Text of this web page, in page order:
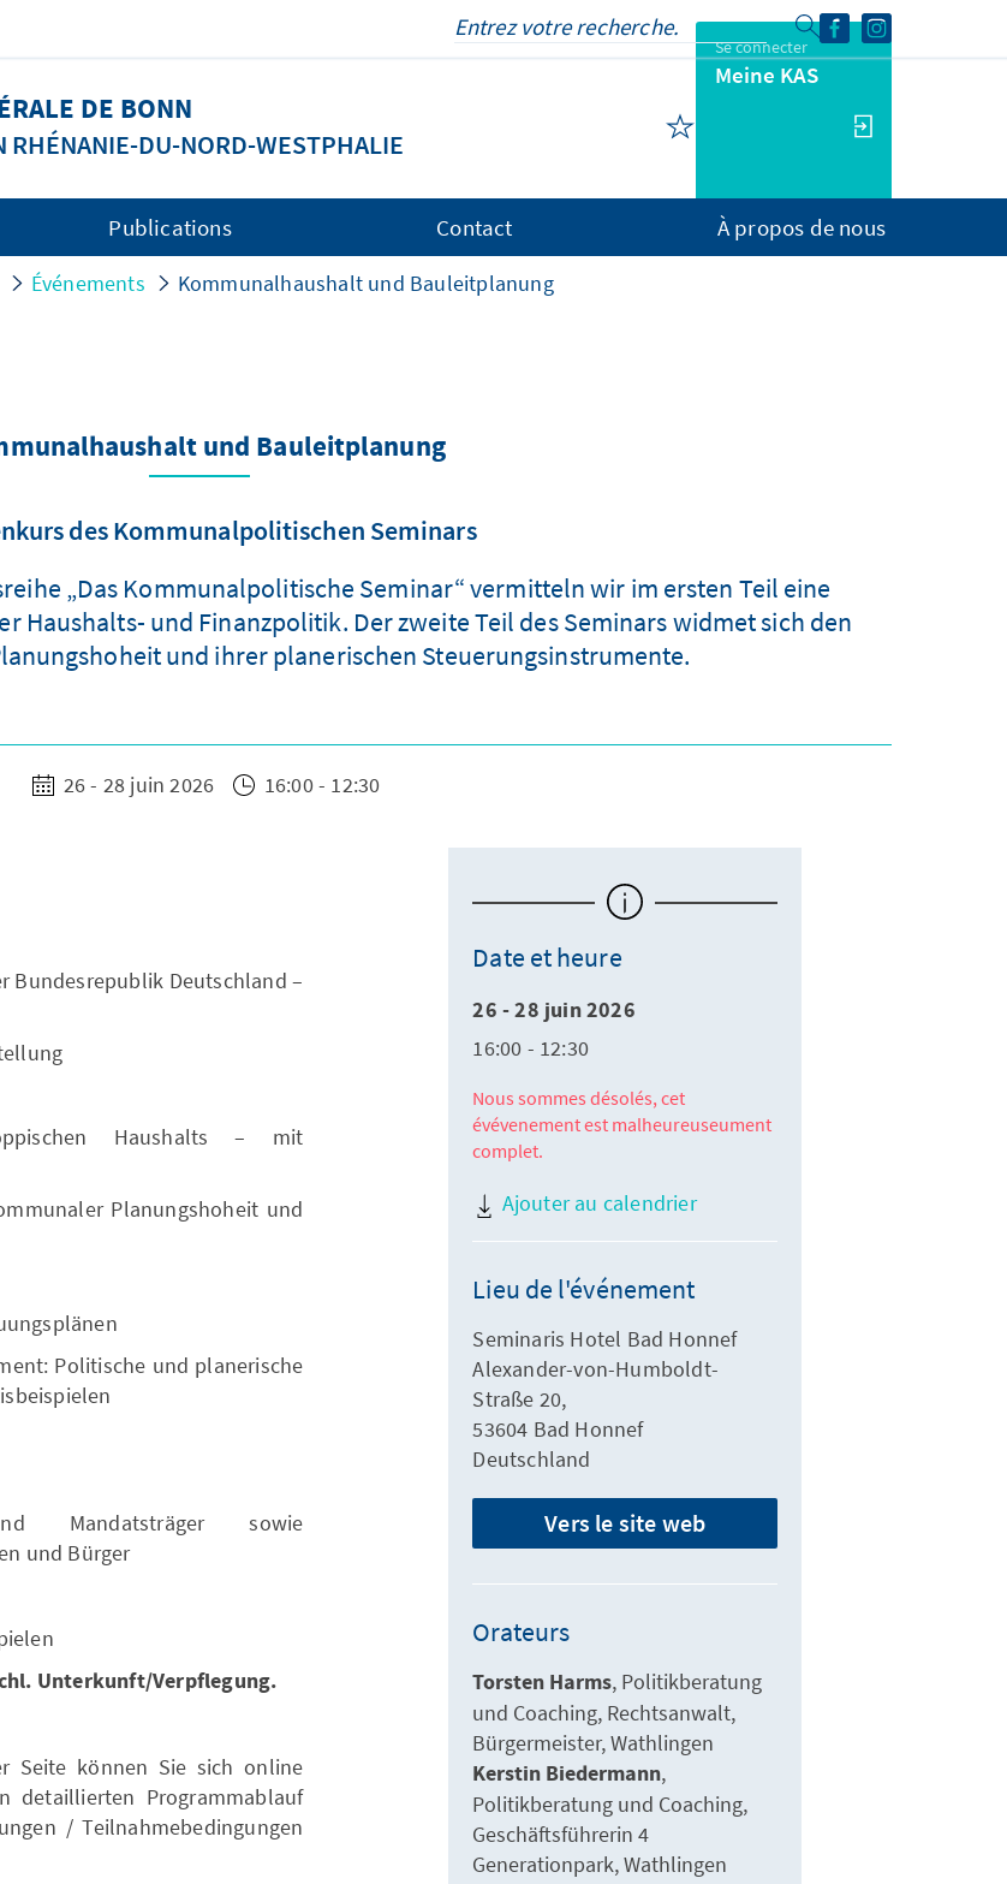
DE BONN
RHÉNANIE-DU-NORD-WESTPHALIE
Se connecter
Meine KAS
Publications Contact À propos de nous
Événements Kommunalhaushalt und Bauleitplanung
und Bauleitplanung
des Kommunalpolitischen Seminars
„Das Kommunalpolitische Seminar“ vermitteln wir im ersten Teil eine
Haushalts- und Finanzpolitik. Der zweite Teil des Seminars widmet sich den
und ihrer planerischen Steuerungsinstrumente.
26 - 28 juin 2026 16:00 - 12:30
Bundesrepublik Deutschland –
Haushalts – mit
Planungshoheit und
Politische und planerische
Mandatsträger sowie
und Bürger
Unterkunft/Verpflegung.
Seite können Sie sich online
detaillierten Programmablauf
/ Teilnahmebedingungen
Date et heure
26 - 28 juin 2026
16:00 - 12:30
Nous sommes désolés, cet
évévenement est malheureuseument
complet.
Ajouter au calendrier
Lieu de l'événement
Seminaris Hotel Bad Honnef
Alexander-von-Humboldt-
Straße 20,
53604 Bad Honnef
Deutschland
Vers le site web
Orateurs
Torsten Harms Politikberatung
und Coaching Rechtsanwalt
Bürgermeister Wathlingen
Kerstin Biedermann
Politikberatung und Coaching
Geschäftsführerin 4
Generationpark Wathlingen